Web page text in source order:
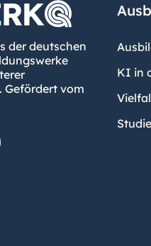
KI in
der deutschen
Gefördert vom